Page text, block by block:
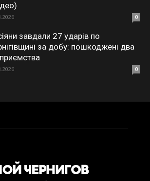
0
завдали 27 ударів по
за добу: пошкоджені два
0